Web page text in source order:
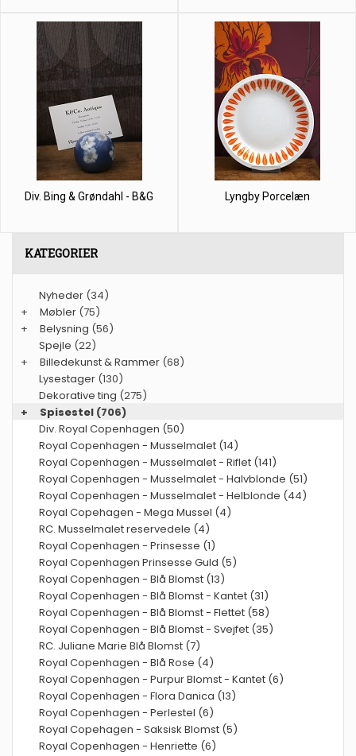
Div. Bing & Grøndahl - B&G Lyngby Porcelæn
KATEGORIER
Nyheder (34)
+
Møbler (75)
+
Belysning (56)
Spejle (22)
+
Billedekunst & Rammer (68)
Lysestager (130)
Dekorative ting (275)
+
Spisestel (706)
Div. Royal Copenhagen (50)
Royal Copenhagen - Musselmalet (14)
Royal Copenhagen - Musselmalet - Riflet (141)
Royal Copenhagen - Musselmalet - Halvblonde (51)
Royal Copenhagen - Musselmalet - Helblonde (44)
Royal Copehagen - Mega Mussel (4)
RC. Musselmalet reservedele (4)
Royal Copenhagen - Prinsesse (1)
Royal Copenhagen Prinsesse Guld (5)
Royal Copenhagen - Blå Blomst (13)
Royal Copenhagen - Blå Blomst - Kantet (31)
Royal Copenhagen - Blå Blomst - Flettet (58)
Royal Copenhagen - Blå Blomst - Svejfet (35)
RC. Juliane Marie Blå Blomst (7)
Royal Copenhagen - Blå Rose (4)
Royal Copenhagen - Purpur Blomst - Kantet (6)
Royal Copenhagen - Flora Danica (13)
Royal Copenhagen - Perlestel (6)
Royal Copehagen - Saksisk Blomst (5)
Royal Copenhagen - Henriette (6)